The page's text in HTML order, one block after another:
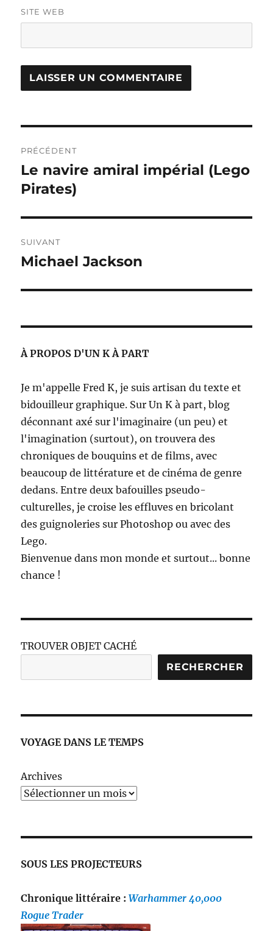
SITE WEB
de
l’article
PRÉCÉDENT
Publication
précédente :
Le navire amiral impérial (Lego
Pirates)
SUIVANT
Publication
Michael Jackson
À PROPOS D'UN K À PART
Je m'appelle Fred K, je suis artisan du texte et
bidouilleur graphique. Sur Un K à part, blog
déconnant axé sur l'imaginaire (un peu) et
l'imagination (surtout), on trouvera des
chroniques de bouquins et de films, avec
beaucoup de littérature et de cinéma de genre
dedans. Entre deux bafouilles pseudo-
culturelles, je croise les effluves en bricolant
des guignoleries sur Photoshop ou avec des
Lego.
Bienvenue dans mon monde et surtout... bonne
chance !
TROUVER OBJET CACHÉ
RECHERCHER
VOYAGE DANS LE TEMPS
Archives
SOUS LES PROJECTEURS
Chronique littéraire :Warhammer 40,000
Rogue Trader